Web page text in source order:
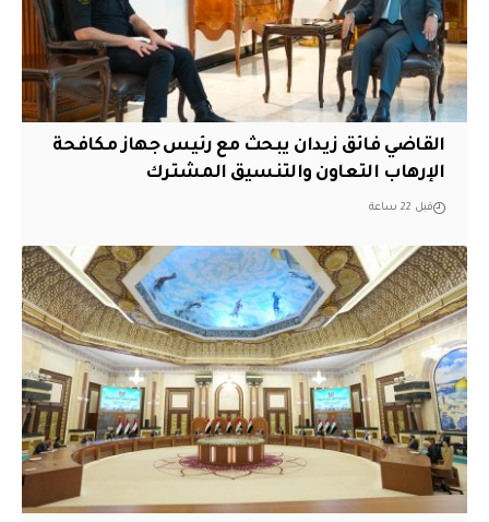
القاضي فائق زيدان يبحث مع رئيس جهاز مكافحة
الإرهاب التعاون والتنسيق المشترك
قبل 22 ساعة